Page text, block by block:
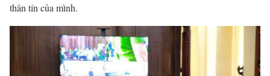
thân tín của mình.